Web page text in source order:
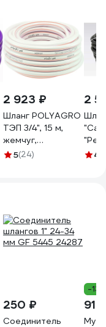
2 923 ₽
Шланг POLYAGRO
ТЭП 3/4", 15 м,
жемчуг,
резиновый
5(24)
2
4.7
250 ₽
Соединитель
-13%
91 ₽